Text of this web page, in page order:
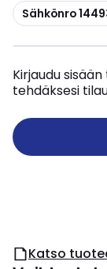
Kopioi
Sähkönro
Kirjaudu
tehdäksesi
Katso